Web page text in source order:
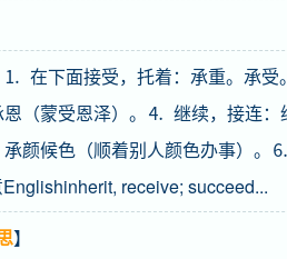
在下面接受，托着：承重。承
（蒙受恩泽）。⒋ 继续，接连：
颜候色（顺着别人颜色办事）。
receive; succeed...
】